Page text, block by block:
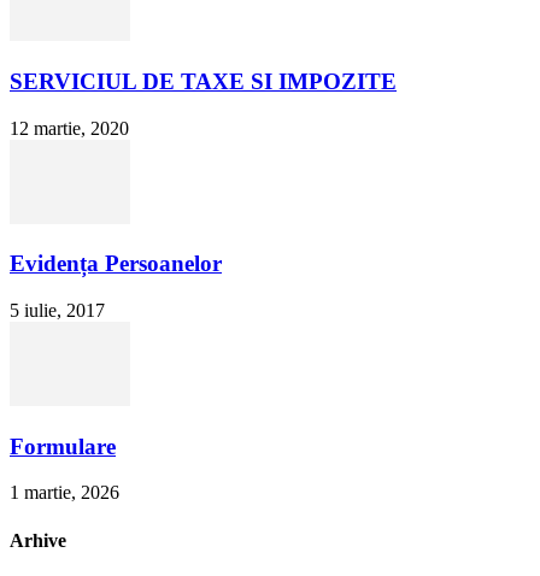
SERVICIUL DE TAXE SI IMPOZITE
12 martie, 2020
Evidența Persoanelor
5 iulie, 2017
Formulare
1 martie, 2026
Arhive